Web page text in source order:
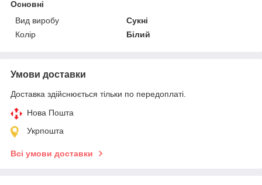
Основні
Вид виробу
Сукні
Колір
Білий
Умови доставки
Доставка здійснюється тільки по передоплаті.
Нова Пошта
Укрпошта
Всі умови доставки